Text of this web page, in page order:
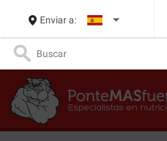
Enviar a: